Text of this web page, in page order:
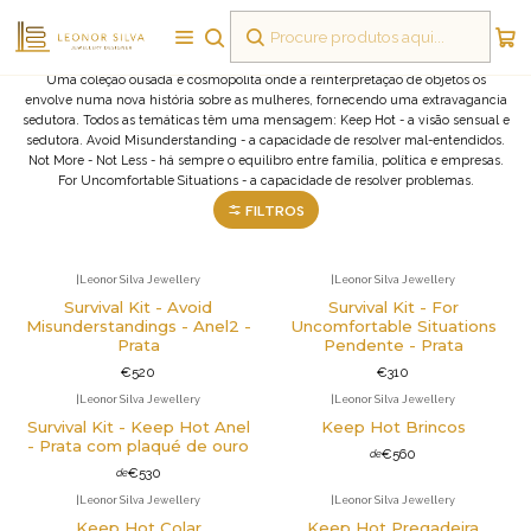
Survival Kit
Uma coleção ousada e cosmopolita onde a reinterpretação de objetos os
envolve numa nova história sobre as mulheres, fornecendo uma extravagancia
sedutora. Todos as temáticas têm uma mensagem: Keep Hot - a visão sensual e
sedutora. Avoid Misunderstanding - a capacidade de resolver mal-entendidos.
Not More - Not Less - há sempre o equilibro entre família, política e empresas.
For Uncomfortable Situations - a capacidade de resolver problemas.
FILTROS
Leonor Silva Jewellery
Survival Kit - Avoid
Misunderstandings - Anel2 -
Prata
€520
Leonor Silva Jewellery
Survival Kit - For
Uncomfortable Situations
Pendente - Prata
€310
Leonor Silva Jewellery
Survival Kit - Keep Hot Anel
- Prata com plaqué de ouro
de€530
Leonor Silva Jewellery
Keep Hot Brincos
de€560
Leonor Silva Jewellery
Keep Hot Colar
Leonor Silva Jewellery
Keep Hot Pregadeira